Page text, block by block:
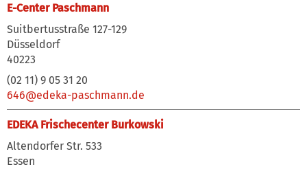
E-Center Paschmann
Suitbertusstraße 127-129
Düsseldorf
40223
(02 11) 9 05 31 20
646@edeka-paschmann.de
EDEKA Frischecenter Burkowski
Altendorfer Str. 533
Essen